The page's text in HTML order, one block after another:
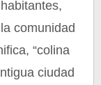
comunidad
“colina
ciudad